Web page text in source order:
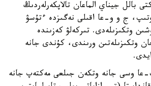
بالل جيناي الماعان تالاپكەرلەردىڭ
ج و و-عا اقىلى نەگىزدە ءتۇسۋ
وتكىزىلەدى. تىركەلۋ كەزىندە
وتكىزىلەتىن ورىندى، كۇندى جانە
عا وسى جانە وتكەن جىلعى مەكتەپ جانە